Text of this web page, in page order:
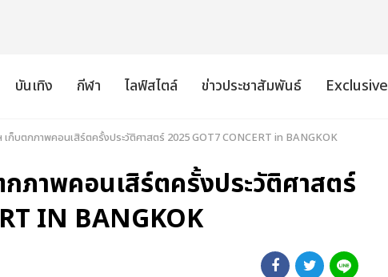
บันเทิง กีฬา ไลฟ์สไตล์ ข่าวประชาสัมพันธ์ Exclusive
เก็บตกภาพคอนเสิร์ตครั้งประวัติศาสตร์ 2025 GOT7 CONCERT in BANGKOK
ภาพคอนเสิร์ตครั้งประวัติศาสตร์
IN BANGKOK